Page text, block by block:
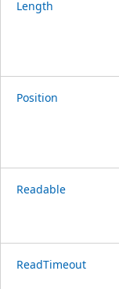
Length
Position
Readable
ReadTimeout